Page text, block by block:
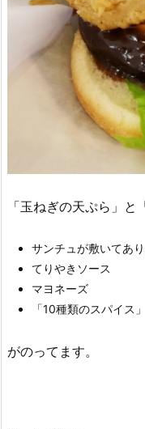
「玉ねぎの天ぷら」と
サンチュが敷いてあり
てりやきソース
マヨネーズ
「10種類のスパイス
がのってます。